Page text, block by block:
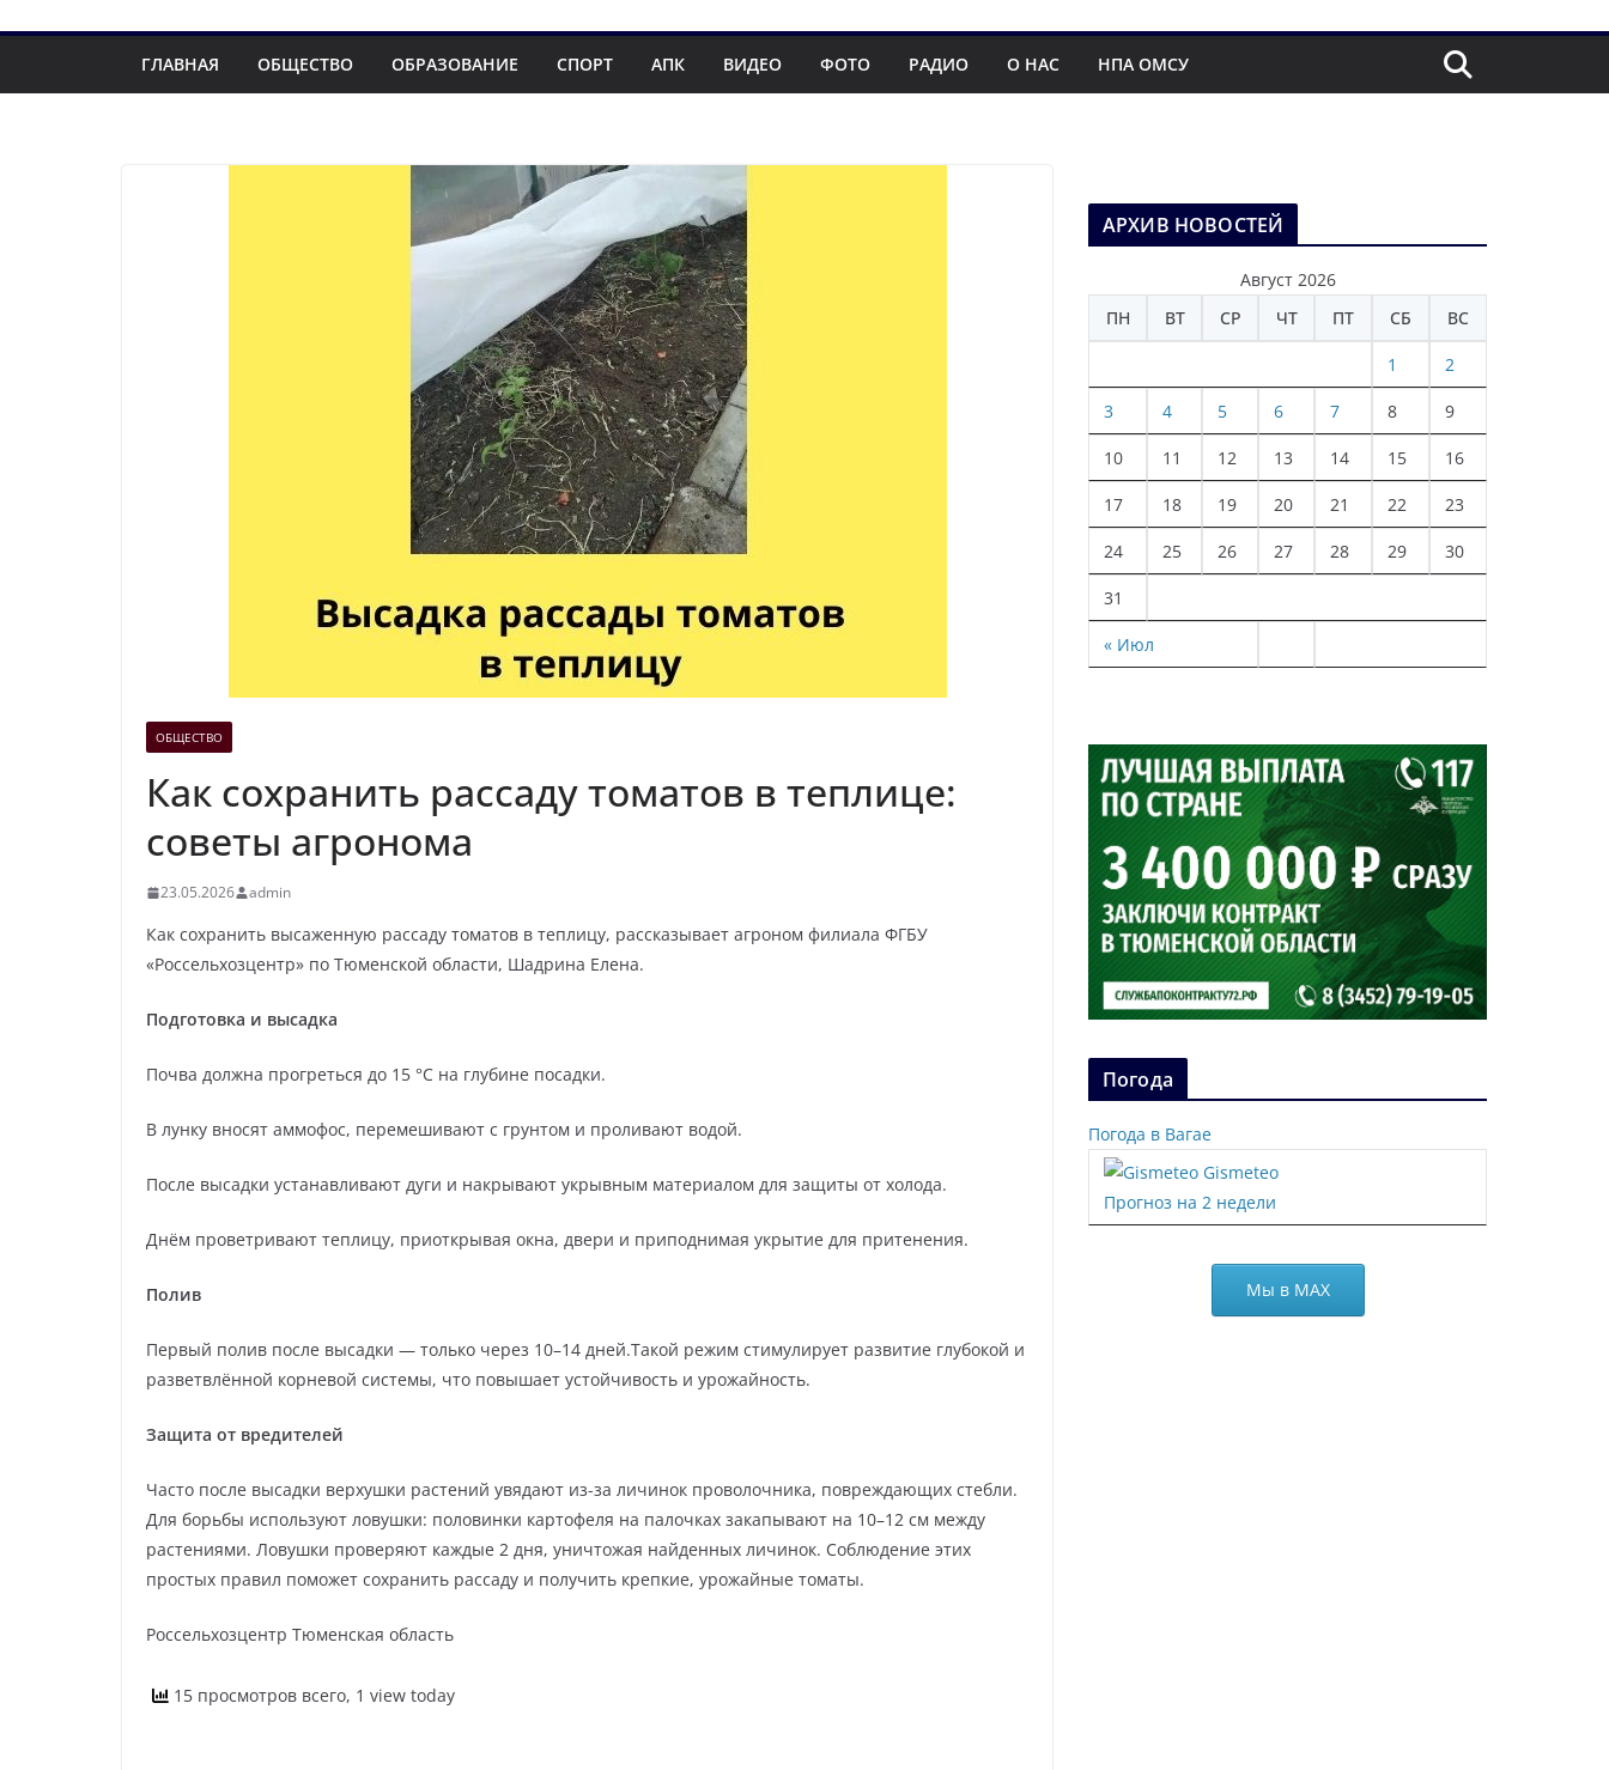
ГЛАВНАЯ ОБЩЕСТВО ОБРАЗОВАНИЕ СПОРТ АПК ВИДЕО ФОТО РАДИО О НАС НПА ОМСУ
ОБЩЕСТВО
Как сохранить рассаду томатов в теплице:
советы агронома
23.05.2026 admin
Как сохранить высаженную рассаду томатов в теплицу, рассказывает агроном филиала ФГБУ
«Россельхозцентр» по Тюменской области, Шадрина Елена.
Подготовка и высадка
Почва должна прогреться до 15 °C на глубине посадки.
В лунку вносят аммофос, перемешивают с грунтом и проливают водой.
После высадки устанавливают дуги и накрывают укрывным материалом для защиты от холода.
Днём проветривают теплицу, приоткрывая окна, двери и приподнимая укрытие для притенения.
Полив
Первый полив после высадки — только через 10–14 дней.Такой режим стимулирует развитие глубокой и
разветвлённой корневой системы, что повышает устойчивость и урожайность.
Защита от вредителей
Часто после высадки верхушки растений увядают из-за личинок проволочника, повреждающих стебли.
Для борьбы используют ловушки: половинки картофеля на палочках закапывают на 10–12 см между
растениями. Ловушки проверяют каждые 2 дня, уничтожая найденных личинок. Соблюдение этих
простых правил поможет сохранить рассаду и получить крепкие, урожайные томаты.
Россельхозцентр Тюменская область
15 просмотров всего, 1 view today
АРХИВ НОВОСТЕЙ
Август 2026
ПН
ВТ СР ЧТ ПТ СБ ВС
« Июл
1 2
3 4 5 6 7 8 9
10 11 12 13 14 15 16
17 18 19 20 21 22 23
24 25 26 27 28 29 30
31
Погода
Погода в Вагае
Gismeteo
Прогноз на 2 недели
Мы в МАХ